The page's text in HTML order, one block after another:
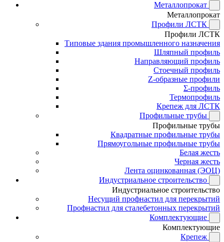
Металлопрокат
Металлопрокат
Профили ЛСТК
Профили ЛСТК
Типовые здания промышленного назначения
Шляпный профиль
Направляющий профиль
Стоечный профиль
Z-образные профили
Σ-профиль
Термопрофиль
Крепеж для ЛСТК
Профильные трубы
Профильные трубы
Квадратные профильные трубы
Прямоугольные профильные трубы
Белая жесть
Черная жесть
Лента оцинкованная (ЭОЦ)
Индустриальное строительство
Индустриальное строительство
Несущий профнастил для перекрытий
Профнастил для сталебетонных перекрытий
Комплектующие
Комплектующие
Крепеж